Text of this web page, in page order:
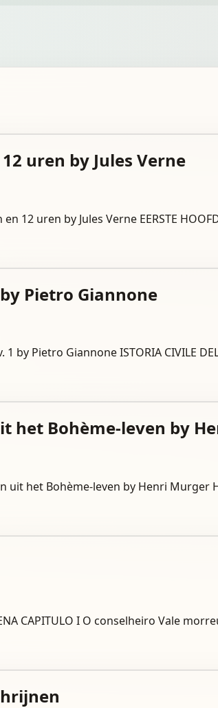
uren by Jules Verne
12 uren by Jules Verne EERSTE
Pietro Giannone
Pietro Giannone ISTORIA CIVILE
het Bohème-leven by
het Bohème-leven by Henri Murger
CAPITULO I O conselheiro Vale